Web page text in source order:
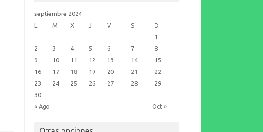
septiembre 2024
L
M X J V S D
« Ago Oct »
1
2
3 4 5 6 7
8
9
10 11 12 13 14
15
16
17 18 19 20 21
22
23
24 25 26 27 28
29
30